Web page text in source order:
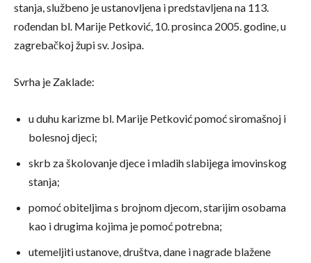
stanja, službeno je ustanovljena i predstavljena na 113.
rođendan bl. Marije Petković, 10. prosinca 2005. godine, u
zagrebačkoj župi sv. Josipa.
Svrha je Zaklade:
u duhu karizme bl. Marije Petković pomoć siromašnoj i
bolesnoj djeci;
skrb za školovanje djece i mladih slabijega imovinskog
stanja;
pomoć obiteljima s brojnom djecom, starijim osobama
kao i drugima kojima je pomoć potrebna;
utemeljiti ustanove, društva, dane i nagrade blažene